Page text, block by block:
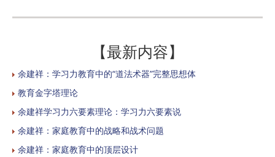
【最新内容】
余建祥：学习力教育中的“道法术器”完整思想体
教育金字塔理论
余建祥学习力六要素理论：学习力六要素说
余建祥：家庭教育中的战略和战术问题
余建祥：家庭教育中的顶层设计